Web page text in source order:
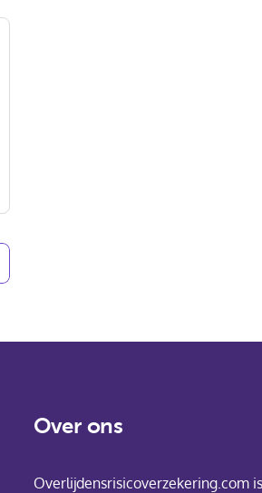
Over ons
Overlijdensrisicoverzekering.com